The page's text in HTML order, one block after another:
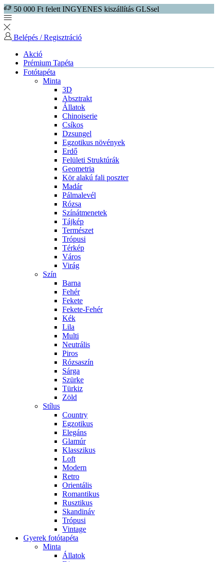
50 000 Ft felett INGYENES kiszállítás GLSsel
Belépés / Regisztráció
Akció
Prémium Tapéta
Fotótapéta
Minta
3D
Absztrakt
Állatok
Chinoiserie
Csíkos
Dzsungel
Egzotikus növények
Erdő
Felületi Struktúrák
Geometria
Kör alakú fali poszter
Madár
Pálmalevél
Rózsa
Színátmenetek
Tájkép
Természet
Trópusi
Térkép
Város
Virág
Szín
Barna
Fehér
Fekete
Fekete-Fehér
Kék
Lila
Multi
Neutrális
Piros
Rózsaszín
Sárga
Szürke
Türkiz
Zöld
Stílus
Country
Egzotikus
Elegáns
Glamúr
Klasszikus
Loft
Modern
Retro
Orientális
Romantikus
Rusztikus
Skandináv
Trópusi
Vintage
Gyerek fotótapéta
Minta
Állatok